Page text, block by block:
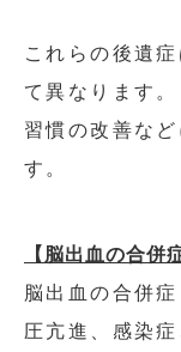
これらの後遺
て異なります
習慣の改善な
す。
【脳出血の合併
脳出血の合併
圧亢進、感染